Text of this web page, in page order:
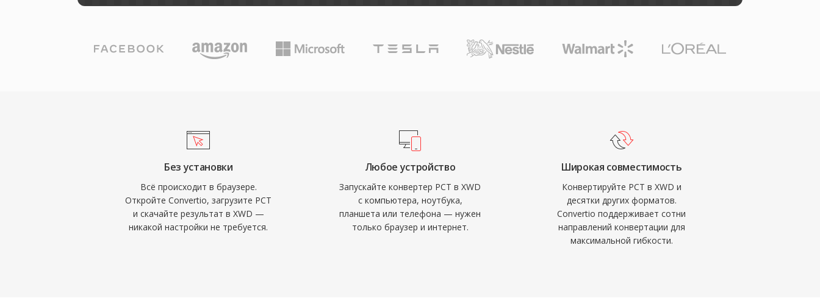
Без установки
Всё происходит в браузере.
Откройте Convertio, загрузите PCT
и скачайте результат в XWD —
никакой настройки не требуется.
Любое устройство
Запускайте конвертер PCT в XWD
с компьютера, ноутбука,
планшета или телефона — нужен
только браузер и интернет.
Широкая совместимость
Конвертируйте PCT в XWD и
десятки других форматов.
Convertio поддерживает сотни
направлений конвертации для
максимальной гибкости.